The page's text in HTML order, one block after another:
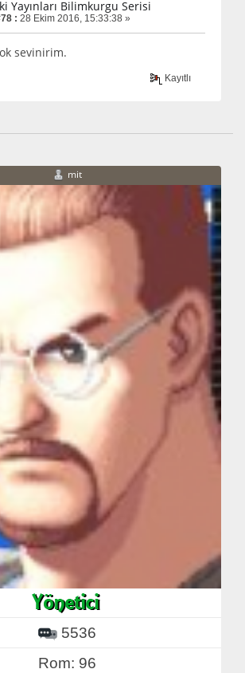
Yayınları Bilimkurgu Serisi
: 28 Ekim 2016, 15:33:38 »
sevinirim.
Kayıtlı
mit
5536
Rom: 96